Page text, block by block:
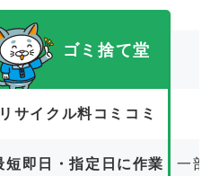
ゴミ捨て堂
リサイクル料コミコミ
短即日・指定日に作業 一部